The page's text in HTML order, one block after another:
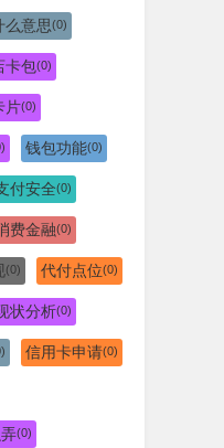
么意思(0)
卡包(0)
片(0)
钱包功能(0)
付安全(0)
费金融(0)
(0) 代付点位(0)
状分析(0)
信用卡申请(0)
(0)